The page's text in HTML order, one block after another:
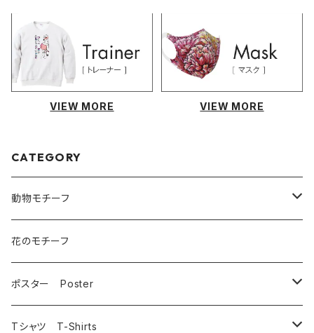
VIEW MORE VIEW MORE
CATEGORY
動物モチーフ
猫
犬
うさぎ
花のモチーフ
ポスター Poster
相浦 裕
Tシャツ T-Shirts